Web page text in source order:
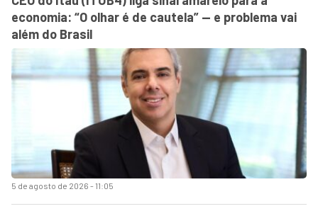
5 de agosto de 2026 - 11:05
economia: “O olhar é de cautela” — e problema vai
além do Brasil